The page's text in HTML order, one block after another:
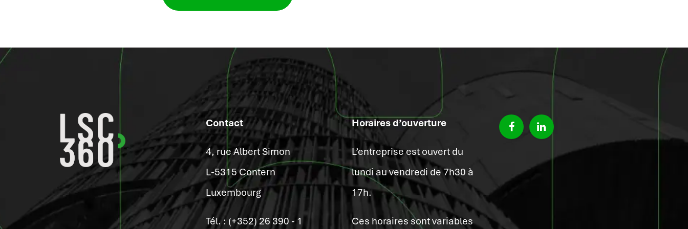
Contact
4, rue Albert Simon
L-5315 Contern
Luxembourg
Tél. : (+352) 26 390 - 1
Horaires d’ouverture
L’entreprise est ouvert du
lundi au vendredi de 7h30 à
17h.
Ces horaires sont variables